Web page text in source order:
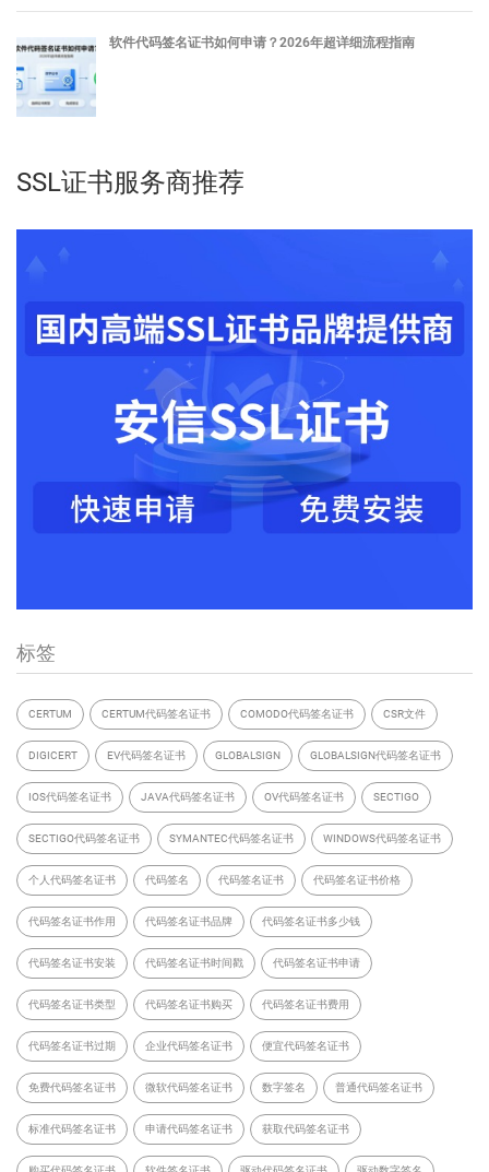
软件代码签名证书如何申请？2026年超详细流程指南
SSL证书服务商推荐
标签
CERTUM CERTUM代码签名证书 COMODO代码签名证书 CSR文件
DIGICERT EV代码签名证书 GLOBALSIGN GLOBALSIGN代码签名证书
IOS代码签名证书 JAVA代码签名证书 OV代码签名证书 SECTIGO
SECTIGO代码签名证书 SYMANTEC代码签名证书 WINDOWS代码签名证书
个人代码签名证书 代码签名 代码签名证书 代码签名证书价格
代码签名证书作用 代码签名证书品牌 代码签名证书多少钱
代码签名证书安装 代码签名证书时间戳 代码签名证书申请
代码签名证书类型 代码签名证书购买 代码签名证书费用
代码签名证书过期 企业代码签名证书 便宜代码签名证书
免费代码签名证书 微软代码签名证书 数字签名 普通代码签名证书
标准代码签名证书 申请代码签名证书 获取代码签名证书